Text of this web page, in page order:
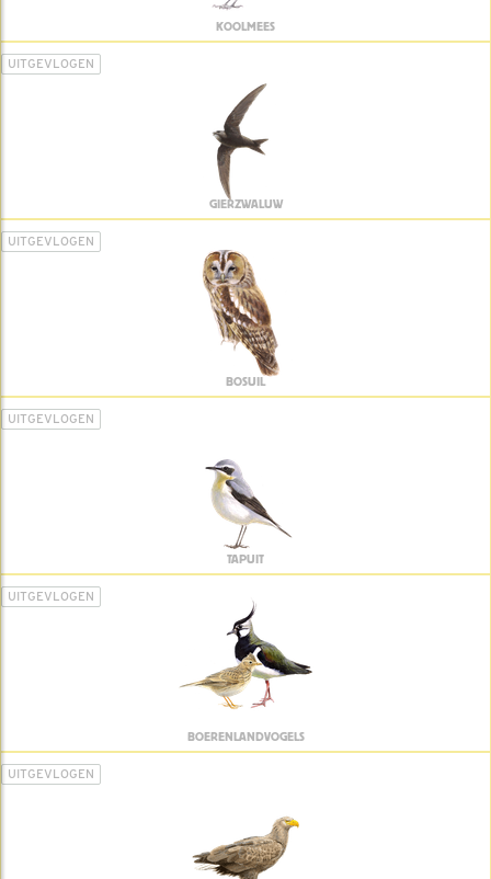
KOOLMEES
UITGEVLOGEN
GIERZWALUW
UITGEVLOGEN
BOSUIL
UITGEVLOGEN
TAPUIT
UITGEVLOGEN
BOERENLANDVOGELS
UITGEVLOGEN